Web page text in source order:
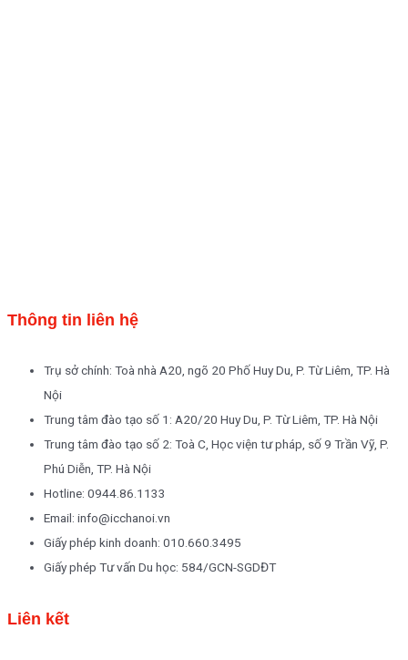
Thông tin liên hệ
Trụ sở chính: Toà nhà A20, ngõ 20 Phố Huy Du, P. Từ Liêm, TP. Hà
Nội
Trung tâm đào tạo số 1: A20/20 Huy Du, P. Từ Liêm, TP. Hà Nội
Trung tâm đào tạo số 2: Toà C, Học viện tư pháp, số 9 Trần Vỹ, P.
Phú Diễn, TP. Hà Nội
Hotline: 0944.86.1133
Email: info@icchanoi.vn
Giấy phép kinh doanh: 010.660.3495
Giấy phép Tư vấn Du học: 584/GCN-SGDĐT
Liên kết